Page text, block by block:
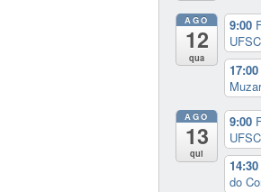
AGO
12
qua
9:00
UFSC
AGO
13
qui
9:00
UFSC
do